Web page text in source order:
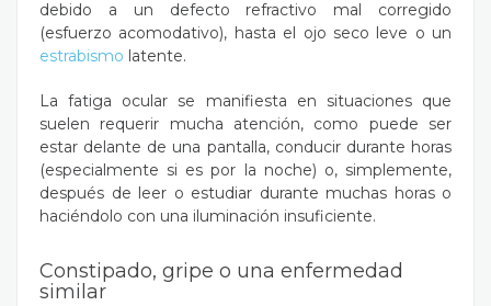
debido a un defecto refractivo mal corregido
(esfuerzo acomodativo), hasta el ojo seco leve o un
estrabismo latente.
La fatiga ocular se manifiesta en situaciones que
suelen requerir mucha atención, como puede ser
estar delante de una pantalla, conducir durante horas
(especialmente si es por la noche) o, simplemente,
después de leer o estudiar durante muchas horas o
haciéndolo con una iluminación insuficiente.
Constipado, gripe o una enfermedad
similar